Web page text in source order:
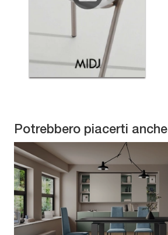
Potrebbero piacerti anche